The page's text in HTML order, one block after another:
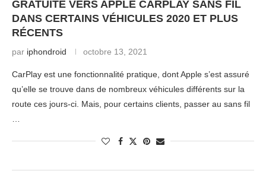
GRATUITE VERS APPLE CARPLAY SANS FIL
DANS CERTAINS VÉHICULES 2020 ET PLUS
RÉCENTS
par iphondroid octobre 13, 2021
CarPlay est une fonctionnalité pratique, dont Apple s’est assuré
qu’elle se trouve dans de nombreux véhicules différents sur la
route ces jours-ci. Mais, pour certains clients, passer au sans fil